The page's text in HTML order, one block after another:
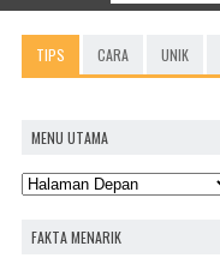
TIPS CARA UNIK
MENU UTAMA
FAKTA MENARIK